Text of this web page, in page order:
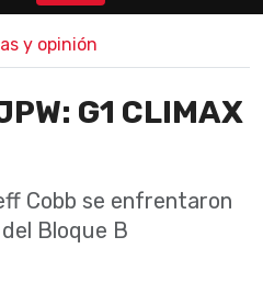
y opinión
G1 CLIMAX
Cobb se enfrentaron
Bloque B